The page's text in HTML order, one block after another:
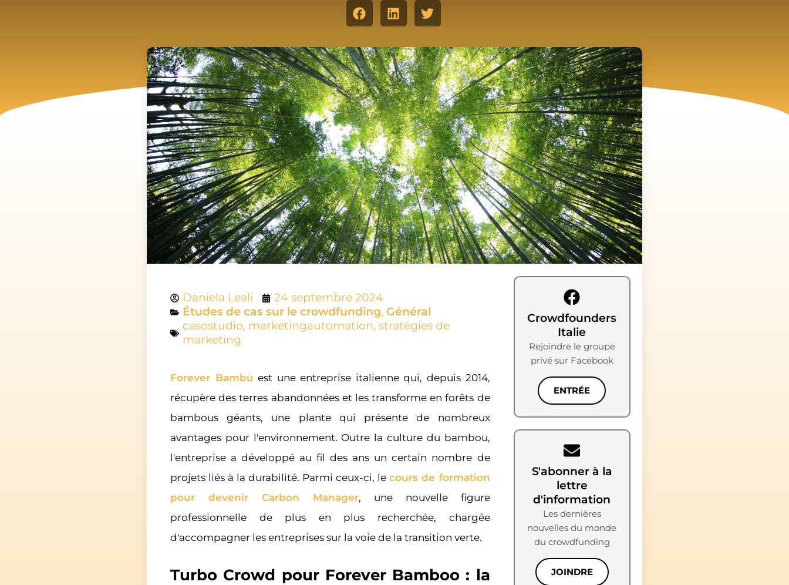
Daniela Leali
24 septembre 2024
Études de cas sur le crowdfunding, Général
casostudio, marketingautomation, stratégies de
marketing
Forever Bambù est une entreprise italienne qui, depuis 2014,
récupère des terres abandonnées et les transforme en forêts de
bambous géants, une plante qui présente de nombreux
avantages pour l'environnement. Outre la culture du bambou,
l'entreprise a développé au fil des ans un certain nombre de
projets liés à la durabilité. Parmi ceux-ci, lecours de formation
pour devenir Carbon Manager, une nouvelle figure
professionnelle de plus en plus recherchée, chargée
d'accompagner les entreprises sur la voie de la transition verte.
Turbo Crowd pour Forever Bamboo : la
Crowdfounders
Italie
Rejoindre le groupe
privé sur Facebook
ENTRÉE
S'abonner à la
lettre
d'information
Les dernières
nouvelles du monde
du crowdfunding
JOINDRE